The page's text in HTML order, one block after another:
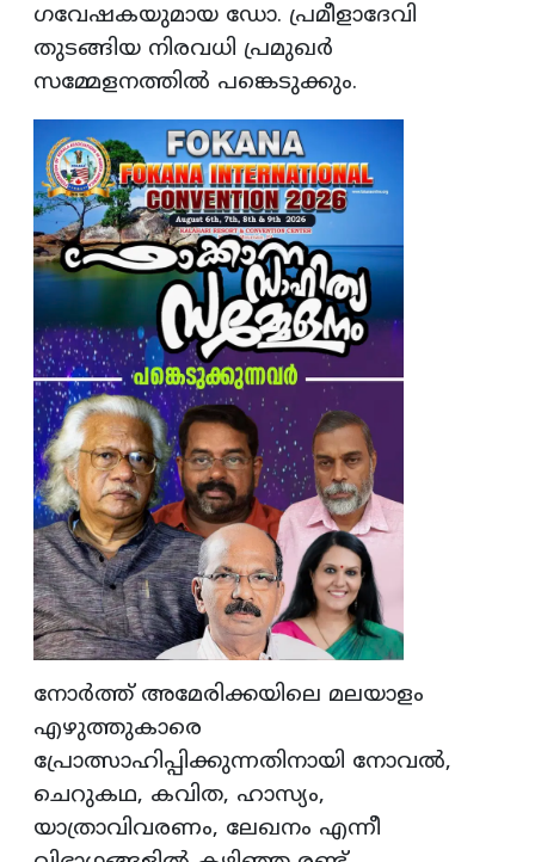
ഗവേഷകയുമായ ഡോ. പ്രമീളാദേവി
തുടങ്ങിയ നിരവധി പ്രമുഖര്‍
സമ്മേളനത്തില്‍ പങ്കെടുക്കും.
നോര്‍ത്ത് അമേരിക്കയിലെ മലയാളം
എഴുത്തുകാരെ
പ്രോത്സാഹിപ്പിക്കുന്നതിനായി നോവല്‍,
ചെറുകഥ, കവിത, ഹാസ്യം,
യാത്രാവിവരണം, ലേഖനം എന്നീ